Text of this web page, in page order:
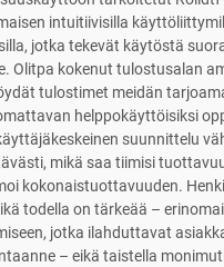
intuitiivisilla
jotka tekevät käytöstä
Olitpa kokenut tulostusalan
tulostimet meidän
helppokäyttöisiksi
suunnittelu
mikä saa tiimisi
kokonaistuottavuuden.
todella on tärkeää –
jotka ilahduttavat
– eikä taistella